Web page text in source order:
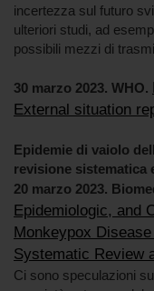
incertezza sul futuro
ulteriori studi, ad
possibili mezzi di
30 marzo 2023. WHO.
External situation
Epidemie di vaiolo
revisione sistematica
20 marzo 2023.
Epidemiologic, and
Monkeypox
Systematic Review
Ci sono speculazioni